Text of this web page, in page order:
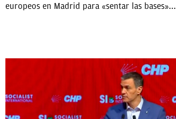
europeos en Madrid para «sentar las bases»...